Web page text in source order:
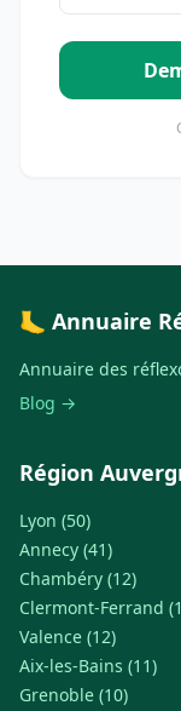
🦶 Annuaire
Annuaire des
Blog →
Région
Lyon (50)
Annecy (41)
Chambéry (12)
Clermont-Ferrand
Valence (12)
Aix-les-Bains (11)
Grenoble (10)